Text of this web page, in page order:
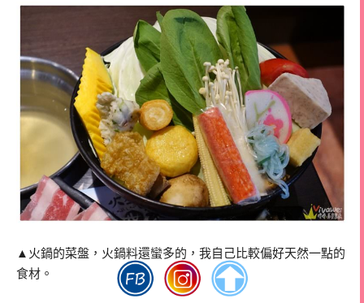
▲火鍋的菜盤，火鍋料還蠻多的，我自己比較偏好天然一點的
食材。